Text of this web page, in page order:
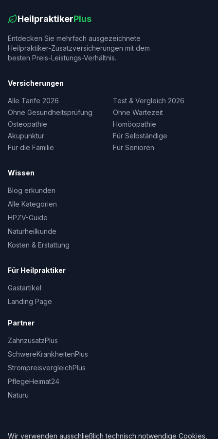
Wir verwenden ausschließlich technisch notwendige Cookies,
HeilpraktikerPlus
Entdecken Sie mehrfach ausgezeichnete
Heilpraktiker-Zusatzversicherungen mit dem
besten Preis-Leistungs-Verhältnis.
Versicherungen
Alle Tarife 2026
Test & Vergleich 2026
Ohne Gesundheitsprüfung
Ohne Wartezeit
Osteopathie
Homöopathie
Akupunktur
Für Selbständige
Für die Familie
Für Senioren
Wissen
Blog erkunden
Alle Kategorien
HPZV-Guide
Naturheilkunde
Kosten & Erstattung
Für Heilpraktiker
Gastartikel
Landing Page
Partner
ZahnzusatzPlus
SchwereKrankheitenPlus
StrompreisvergleichPlus
PflegeHeimat24
Naturu